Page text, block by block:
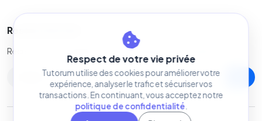
Restez informé
Recevez nos actualités et offres exclusives directement.
Respect de votre vie privée
Tutorum utilise des cookies pour améliorer votre
expérience, analyser le trafic et sécuriser vos
transactions. En continuant, vous acceptez notre
politique de confidentialité